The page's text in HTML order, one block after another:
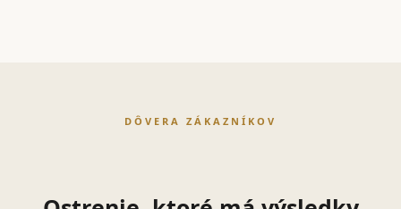
DÔVERA ZÁKAZNÍKOV